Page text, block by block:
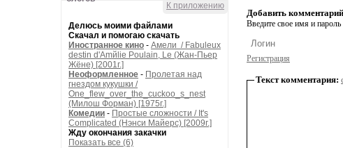
К приложению
Делюсь моими файлами
Скачал и помогаю скачать
Иностранное кино - Амели / Fabuleux
destin d'Amйlie Poulain, Le (Жан-Пьер
Жёне) [2001г.]
Неоформленное - Пролетая над
гнездом кукушки /
One_flew_over_the_cuckoo_s_nest
(Милош Форман) [1975г.]
Комедии - Простые сложности / It's
Complicated (Нэнси Майерс) [2009г.]
Жду окончания закачки
Показать все (6)
Добавить
Введите свое имя и пароль
Регистрация
Текст комментария: